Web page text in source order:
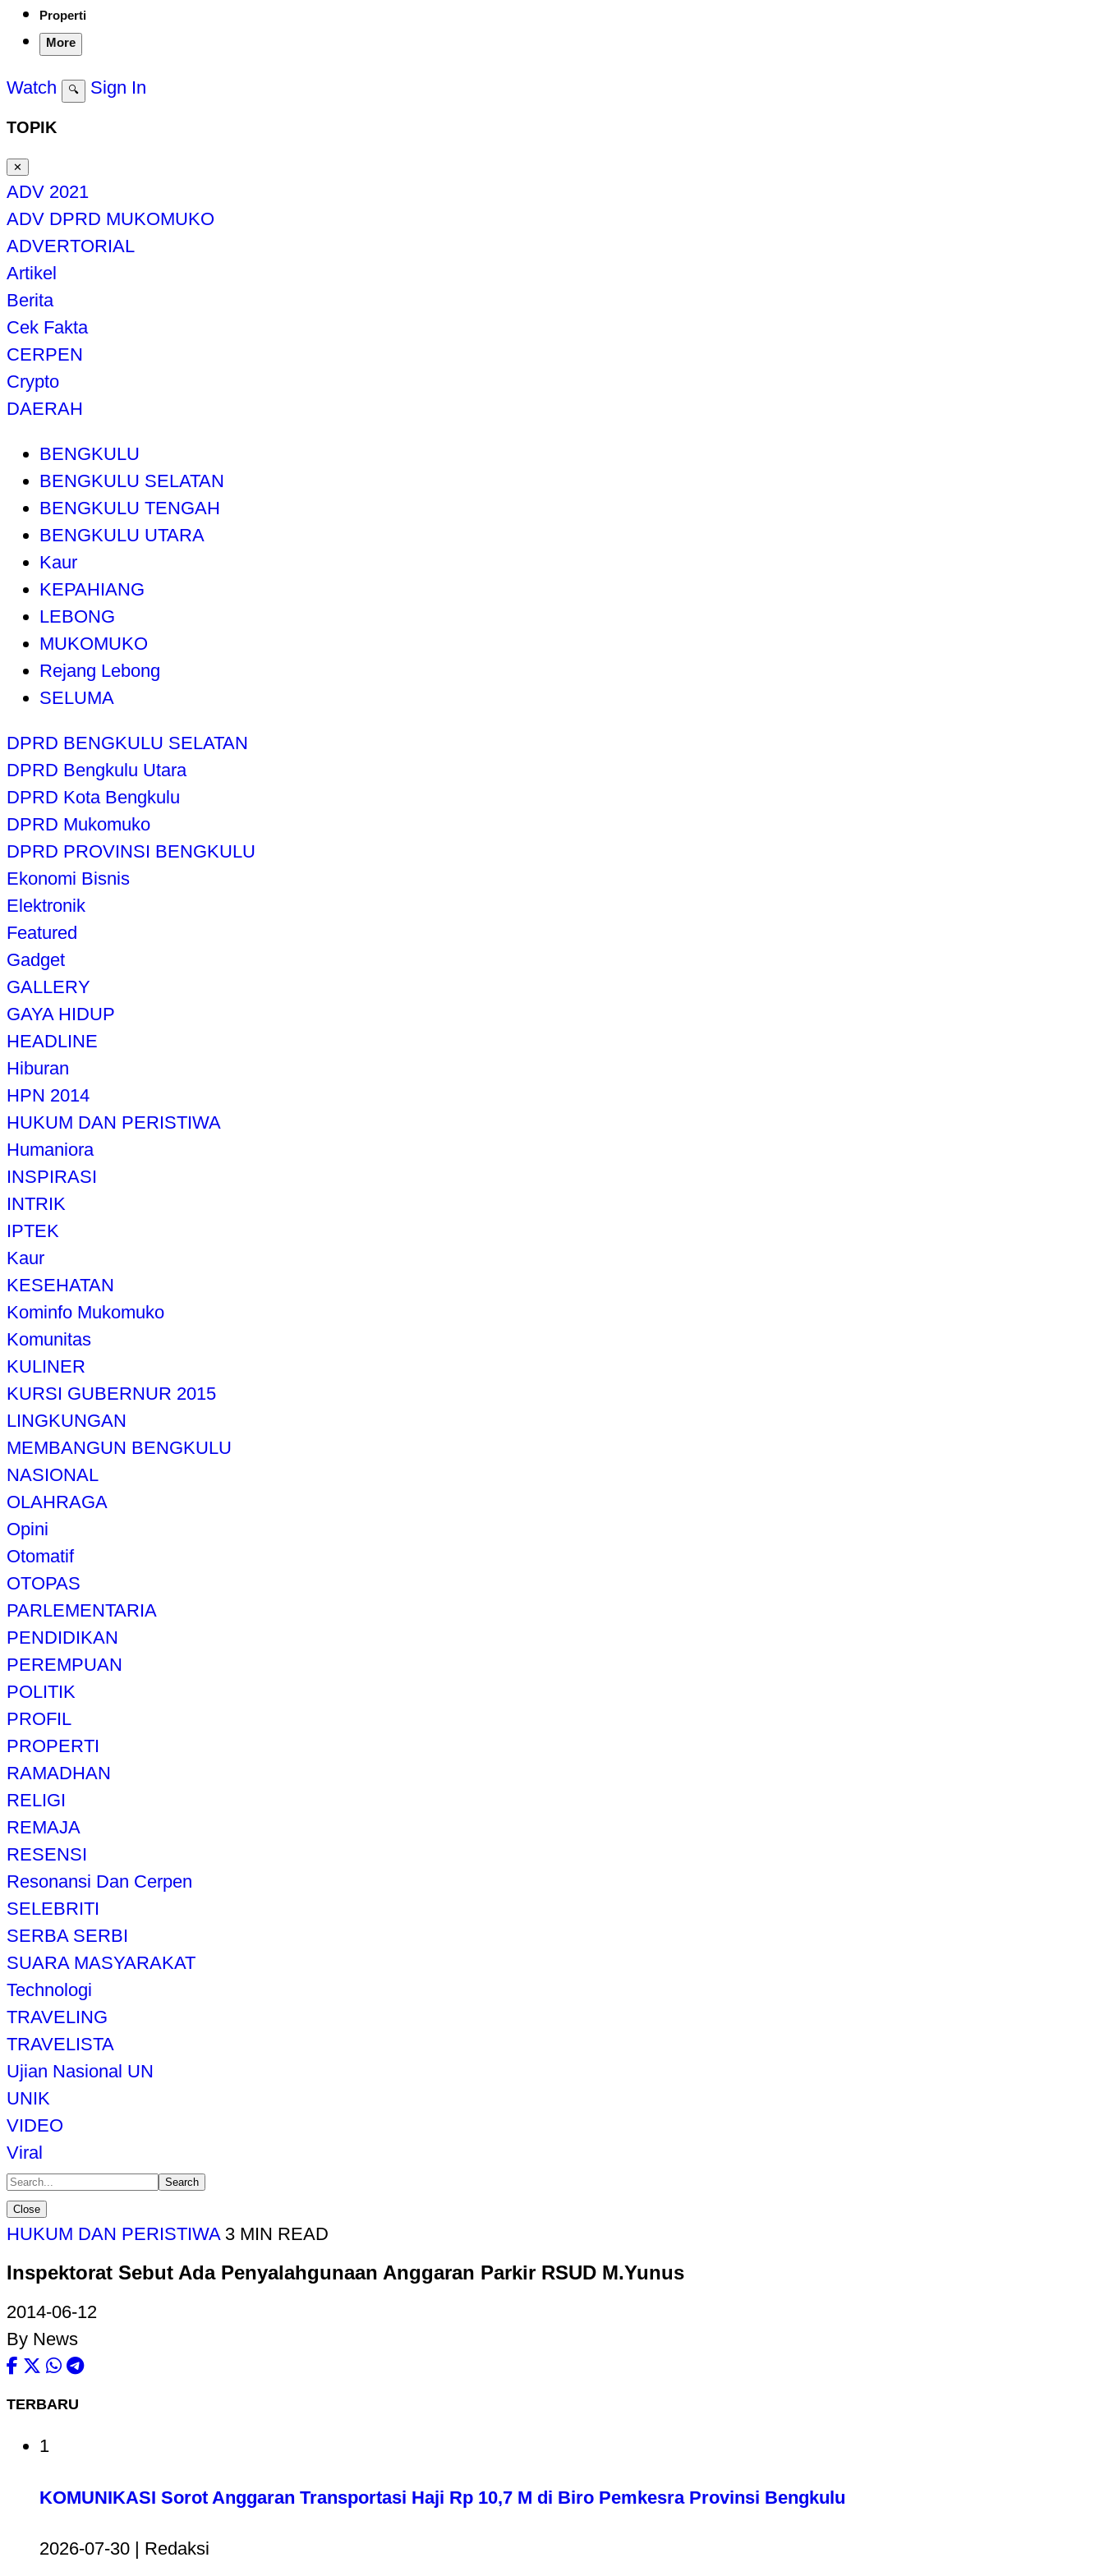
Properti
More
Watch 🔍 Sign In
TOPIK
✕
ADV 2021
ADV DPRD MUKOMUKO
ADVERTORIAL
Artikel
Berita
Cek Fakta
CERPEN
Crypto
DAERAH
BENGKULU
BENGKULU SELATAN
BENGKULU TENGAH
BENGKULU UTARA
Kaur
KEPAHIANG
LEBONG
MUKOMUKO
Rejang Lebong
SELUMA
DPRD BENGKULU SELATAN
DPRD Bengkulu Utara
DPRD Kota Bengkulu
DPRD Mukomuko
DPRD PROVINSI BENGKULU
Ekonomi Bisnis
Elektronik
Featured
Gadget
GALLERY
GAYA HIDUP
HEADLINE
Hiburan
HPN 2014
HUKUM DAN PERISTIWA
Humaniora
INSPIRASI
INTRIK
IPTEK
Kaur
KESEHATAN
Kominfo Mukomuko
Komunitas
KULINER
KURSI GUBERNUR 2015
LINGKUNGAN
MEMBANGUN BENGKULU
NASIONAL
OLAHRAGA
Opini
Otomatif
OTOPAS
PARLEMENTARIA
PENDIDIKAN
PEREMPUAN
POLITIK
PROFIL
PROPERTI
RAMADHAN
RELIGI
REMAJA
RESENSI
Resonansi Dan Cerpen
SELEBRITI
SERBA SERBI
SUARA MASYARAKAT
Technologi
TRAVELING
TRAVELISTA
Ujian Nasional UN
UNIK
VIDEO
Viral
Search
Close
HUKUM DAN PERISTIWA 3 MIN READ
Inspektorat Sebut Ada Penyalahgunaan Anggaran Parkir RSUD M.Yunus
2014-06-12
By News
TERBARU
1
KOMUNIKASI Sorot Anggaran Transportasi Haji Rp 10,7 M di Biro Pemkesra Provinsi Bengkulu
2026-07-30 | Redaksi